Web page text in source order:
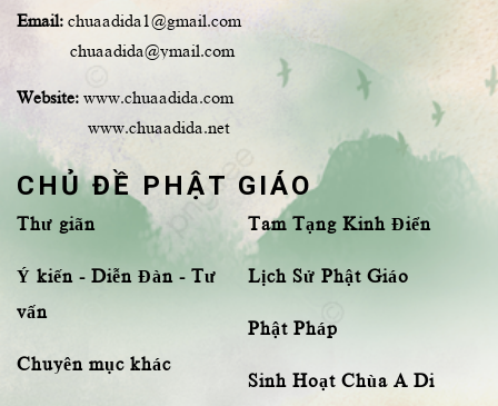
Email: chuaadida1@gmail.com
chuaadida@ymail.com
Website: www.chuaadida.com
www.chuaadida.net
CHỦ ĐỀ PHẬT GIÁO
Thư giãn
Ý kiến - Diễn Đàn - Tư
vấn
Chuyên mục khác
Tam Tạng Kinh Điển
Lịch Sử Phật Giáo
Phật Pháp
Sinh Hoạt Chùa A Di